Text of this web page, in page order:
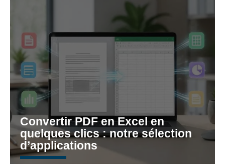
Convertir PDF en Excel en
quelques clics : notre sélection
d’applications